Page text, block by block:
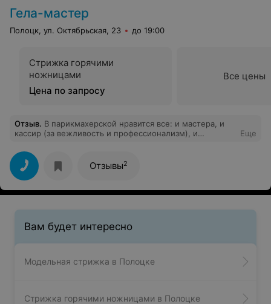
Гела-мастер
Полоцк, ул. Октябрьская, 23 до 19:00
Стрижка горячими
ножницами
Цена по запросу
Все цены
Отзыв. В парикмахерской нравится все: и мастера, и
кассир (за вежливость и профессионализм), и
Очень часто стрижку делает Анна - качество отличное.
Спасибо всему коллективу! Рекомендую!
Еще
Отзывы2
Вам будет интересно
Модельная стрижка в Полоцке
Стрижка горячими ножницами в Полоцке